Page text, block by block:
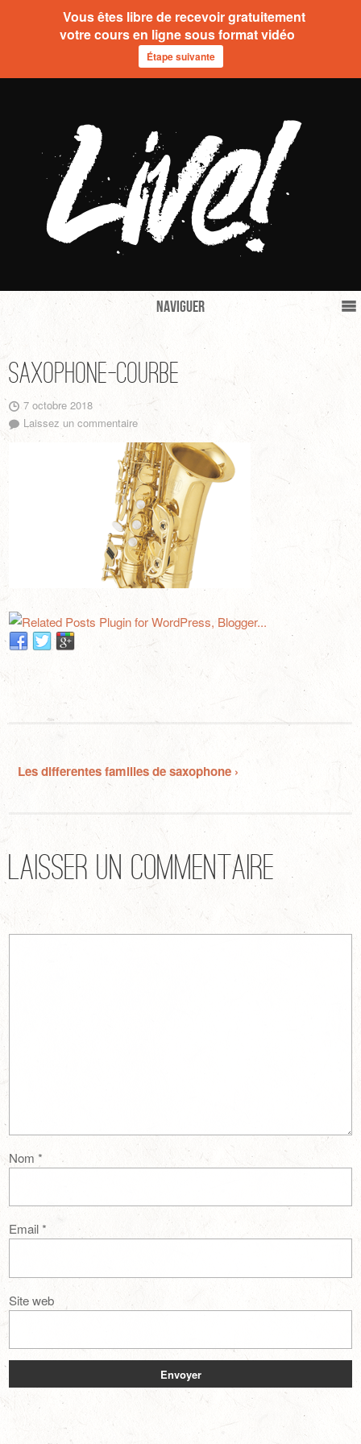
Naviguer
saxophone-courbe
7 octobre 2018
Laissez un commentaire
Les differentes familles de saxophone ›
Laisser un commentaire
Nom*
Email*
Site web
Vous êtes libre de recevoir gratuitement
votre cours en ligne sous format vidéo
Étape suivante